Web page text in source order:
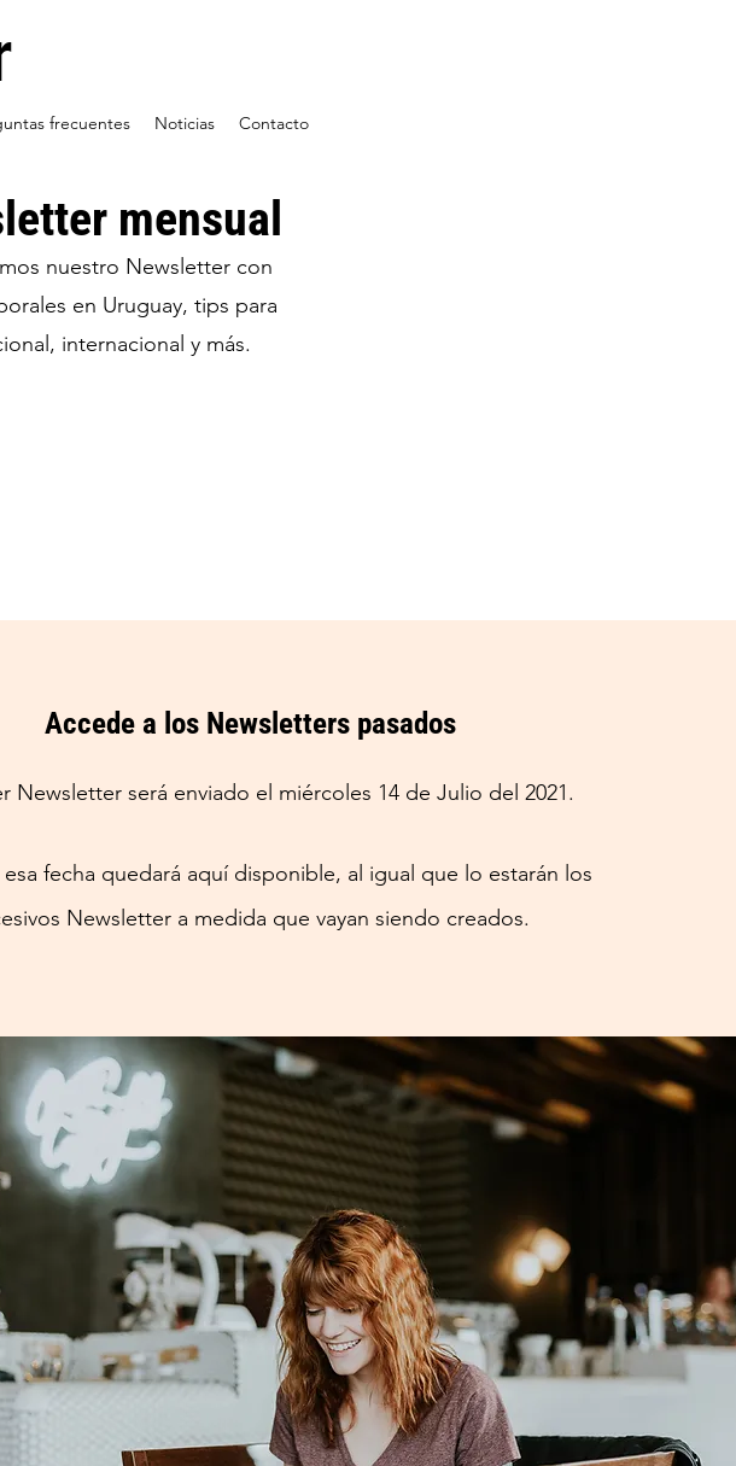
frecuentes Noticias Contacto
mensual
nuestro Newsletter con
en Uruguay, tips para
internacional y más.
Accede a los Newsletters pasados
Newsletter será enviado el miércoles 14 de Julio del 2021.
fecha quedará aquí disponible, al igual que lo estarán los
Newsletter a medida que vayan siendo creados.